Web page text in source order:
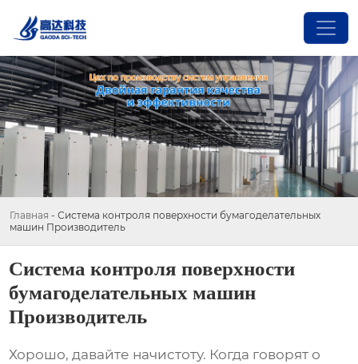
Главная - Система контроля поверхности бумагоделательных
машин Производитель
Система контроля поверхности
бумагоделательных машин
Производитель
Хорошо, давайте начистоту. Когда говорят о